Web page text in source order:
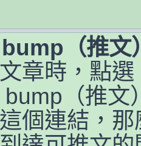
（推文
章時，點
（推文
個連結，